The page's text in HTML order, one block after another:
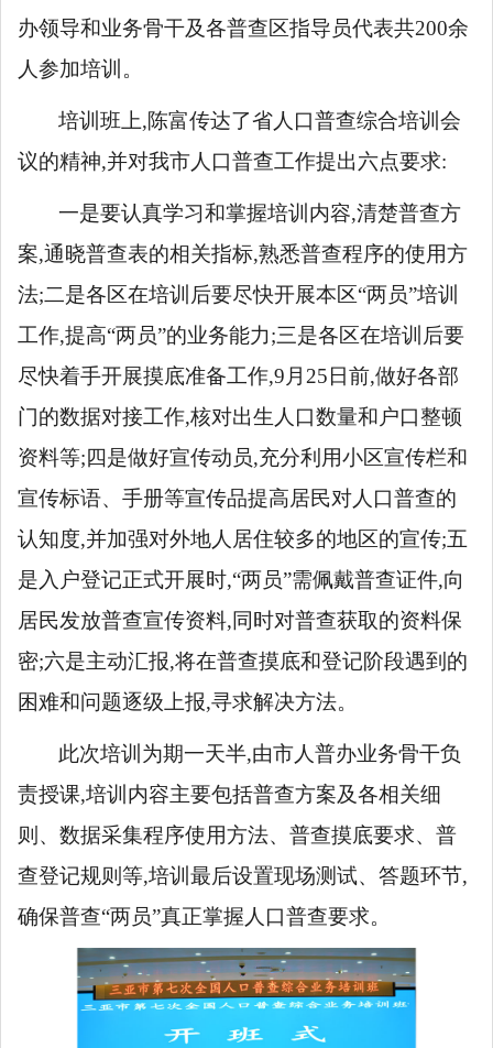
办领导和业务骨干及各普查区指导员代表共200余
人参加培训。
培训班上,陈富传达了省人口普查综合培训会
议的精神,并对我市人口普查工作提出六点要求:
一是要认真学习和掌握培训内容,清楚普查方
案,通晓普查表的相关指标,熟悉普查程序的使用方
法;二是各区在培训后要尽快开展本区“两员”培训
工作,提高“两员”的业务能力;三是各区在培训后要
尽快着手开展摸底准备工作,9月25日前,做好各部
门的数据对接工作,核对出生人口数量和户口整顿
资料等;四是做好宣传动员,充分利用小区宣传栏和
宣传标语、手册等宣传品提高居民对人口普查的
认知度,并加强对外地人居住较多的地区的宣传;五
是入户登记正式开展时,“两员”需佩戴普查证件,向
居民发放普查宣传资料,同时对普查获取的资料保
密;六是主动汇报,将在普查摸底和登记阶段遇到的
困难和问题逐级上报,寻求解决方法。
此次培训为期一天半,由市人普办业务骨干负
责授课,培训内容主要包括普查方案及各相关细
则、数据采集程序使用方法、 普查摸底要求、普
查登记规则等,培训最后设置现场测试、答题环节,
确保普查“两员”真正掌握人口普查要求。